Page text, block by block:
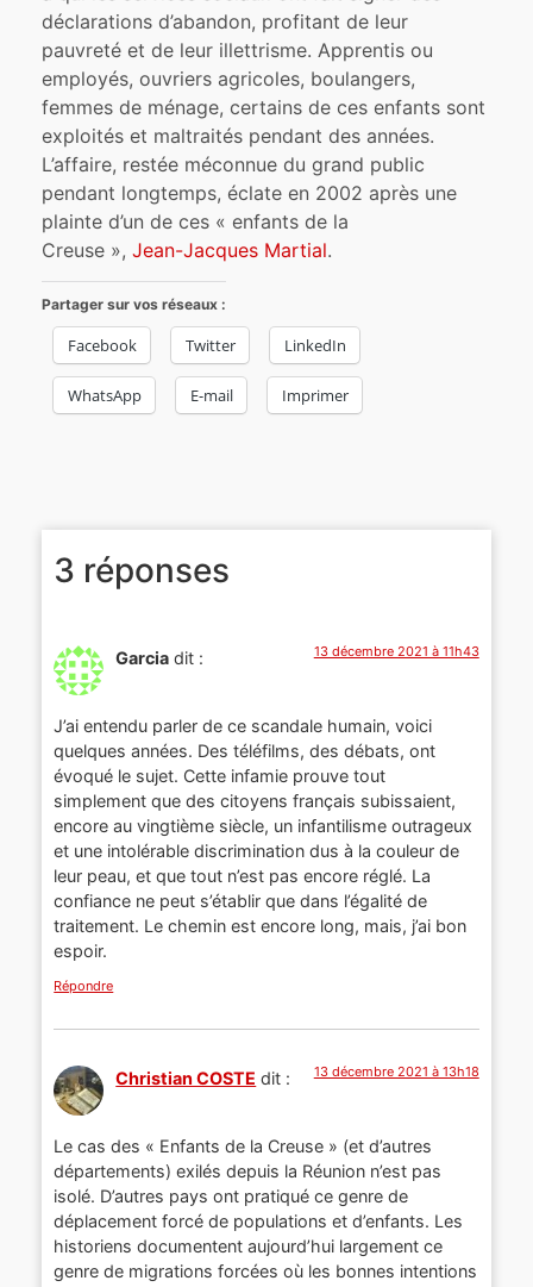
déclarations d’abandon, profitant de leur
pauvreté et de leur illettrisme. Apprentis ou
employés, ouvriers agricoles, boulangers,
femmes de ménage, certains de ces enfants sont
exploités et maltraités pendant des années.
L’affaire, restée méconnue du grand public
pendant longtemps, éclate en 2002 après une
plainte d’un de ces « enfants de la
Creuse »,Jean-Jacques Martial.
Partager sur vos réseaux :
Facebook Twitter LinkedIn
WhatsApp E-mail Imprimer
3 réponses
Garcia dit : 13 décembre 2021 à 11h43
J’ai entendu parler de ce scandale humain, voici
quelques années. Des téléfilms, des débats, ont
évoqué le sujet. Cette infamie prouve tout
simplement que des citoyens français subissaient,
encore au vingtième siècle, un infantilisme outrageux
et une intolérable discrimination dus à la couleur de
leur peau, et que tout n’est pas encore réglé. La
confiance ne peut s’établir que dans l’égalité de
traitement. Le chemin est encore long, mais, j’ai bon
espoir.
Répondre
Christian COSTE dit : 13 décembre 2021 à 13h18
Le cas des « Enfants de la Creuse » (et d’autres
départements) exilés depuis la Réunion n’est pas
isolé. D’autres pays ont pratiqué ce genre de
déplacement forcé de populations et d’enfants. Les
historiens documentent aujourd’hui largement ce
genre de migrations forcées où les bonnes intentions